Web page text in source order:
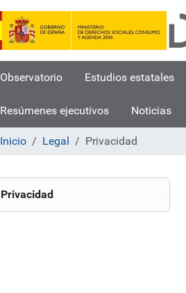
Observatorio Estudios estatales
Resúmenes ejecutivos Noticias
Inicio Legal Privacidad
Privacidad